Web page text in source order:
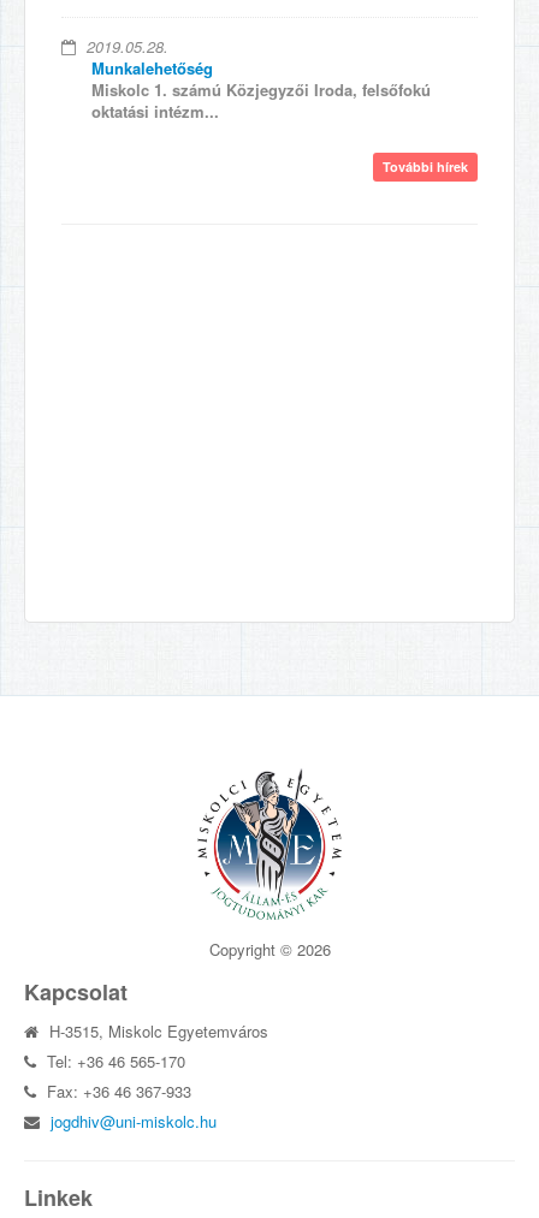
2019.05.28.
Munkalehetőség
Miskolc 1. számú Közjegyzői Iroda, felsőfokú
oktatási intézm...
További hírek
Copyright © 2026
Kapcsolat
H-3515, Miskolc Egyetemváros
Tel: +36 46 565-170
Fax: +36 46 367-933
jogdhiv@uni-miskolc.hu
Linkek